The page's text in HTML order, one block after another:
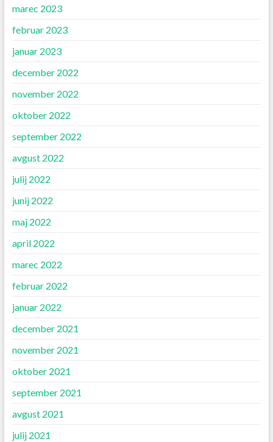
marec 2023
februar 2023
januar 2023
december 2022
november 2022
oktober 2022
september 2022
avgust 2022
julij 2022
junij 2022
maj 2022
april 2022
marec 2022
februar 2022
januar 2022
december 2021
november 2021
oktober 2021
september 2021
avgust 2021
julij 2021